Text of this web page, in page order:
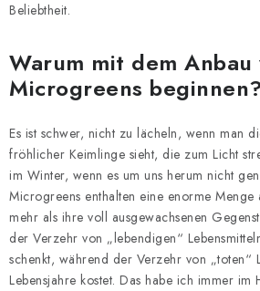
Beliebtheit.
Warum mit dem Anbau
Microgreens
Es ist schwer, nicht zu lächeln, wenn man
fröhlicher Keimlinge sieht, die zum Licht
im Winter, wenn es um uns herum nicht
Microgreens enthalten eine enorme
mehr als ihre voll ausgewachsenen
der Verzehr von „lebendigen“
schenkt, während der Verzehr von „toten“
Lebensjahre kostet. Das habe ich immer